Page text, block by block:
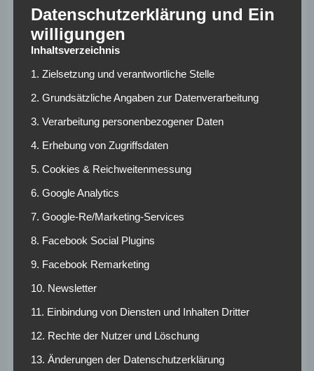
Kreuzbandriss) sowieL. Musonda(Muskelverletzung).
SC Paderborn 07 – 1.
FC Köln (Samstag,
13:00 Uhr)
SCP: Riemann – M. Hoffmeier, Götze, Scheller –
Bilbija, Ansah
(5. Gelbe Karte),Engelns(Knieprobleme) und
(Bandscheibenprobleme) sind nicht einsatzbereit.
KOE:Schwäbe – Schmied, Telle, Hübers, Finkgräfe –
Huseinbasic, Martel – Lemperle, Waldschmidt, Kainz –
Ausfälle: Christensen
(Aufbautraining nach
(Syndesmoseriss), Heintz(Muskelverletzung),
Datenschutzerklärung und Ein
willigungen
Inhaltsverzeichnis
1. Zielsetzung und verantwortliche Stelle
2. Grundsätzliche Angaben zur Datenverarbeitung
3. Verarbeitung personenbezogener Daten
4. Erhebung von Zugriffsdaten
5. Cookies & Reichweitenmessung
6. Google Analytics
7. Google-Re/Marketing-Services
8. Facebook Social Plugins
9. Facebook Remarketing
10. Newsletter
11. Einbindung von Diensten und Inhalten Dritter
12. Rechte der Nutzer und Löschung
13. Änderungen der Datenschutzerklärung